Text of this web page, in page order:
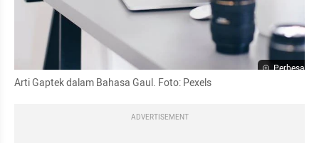
Perbesar
Arti Gaptek dalam Bahasa Gaul. Foto: Pexels
ADVERTISEMENT